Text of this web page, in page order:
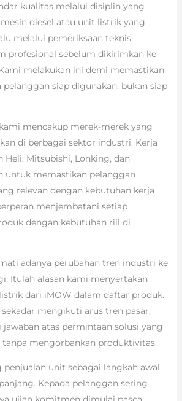
kualitas melalui disiplin yang
diesel atau unit listrik yang
melalui pemeriksaan teknis
profesional sebelum dikirimkan ke
melakukan ini demi memastikan
siap digunakan, bukan siap
mencakup merek-merek yang
di berbagai sektor industri. Kerja
Heli, Mitsubishi, Lonking, dan
untuk memastikan pelanggan
relevan dengan kebutuhan kerja
menjembatani setiap
dengan kebutuhan riil di
adanya perubahan tren industri ke
Itulah alasan kami menyertakan
dari iMOW dalam daftar produk.
mengikuti arus tren pasar,
jawaban atas permintaan solusi yang
mengorbankan produktivitas.
unit sebagai langkah awal
Kepada pelanggan sering